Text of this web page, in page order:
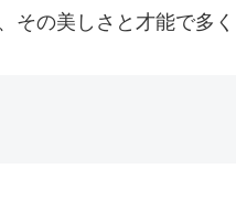
その美しさと才能で多く